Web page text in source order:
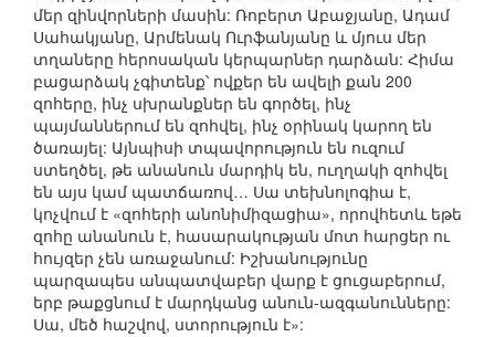
մեր զինվորների մասին: Ռոբերտ Աբաջյանը, Ադամ
Սահակյանը, Արմենակ Ուրֆանյանը և մյուս մեր
տղաները հերոսական կերպարներ դարձան: Հիմա
բացարձակ չգիտենք՝ ովքեր են ավելի քան 200
զոհերը, ինչ սխրանքներ են գործել, ինչ
պայմաններում են զոհվել, ինչ օրինակ կարող են
ծառայել: Այնպիսի տպավորություն են ուզում
ստեղծել, թե անանուն մարդիկ են, ուղղակի զոհվել
են այս կամ պատճառով… Սա տեխնոլոգիա է,
կոչվում է «զոհերի անոնիմիզացիա», որովհետև եթե
զոհը անանուն է, հասարակության մոտ հարցեր ու
հույզեր չեն առաջանում: Իշխանությունը
պարզապես անպատվաբեր վարք է ցուցաբերում,
երբ թաքցնում է մարդկանց անուն-ազգանունները:
Սա, մեծ հաշվով, ստորություն է»: